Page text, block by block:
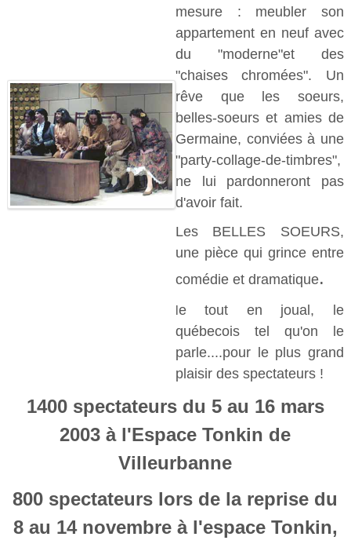
mesure : meubler son
appartement en neuf avec
du "moderne"et des
"chaises chromées". Un
rêve que les soeurs,
belles-soeurs et amies de
Germaine, conviées à une
"party-collage-de-timbres",
ne lui pardonneront pas
d'avoir fait.
Les BELLES SOEURS,
une pièce qui grince entre
comédie et dramatique.
e tout en joual, le
québecois tel qu'on le
parle....pour le plus grand
plaisir des spectateurs !
1400 spectateurs du 5 au 16 mars
2003 à l'Espace Tonkin de
Villeurbanne
800 spectateurs lors de la reprise du
8 au 14 novembre à l'espace Tonkin,